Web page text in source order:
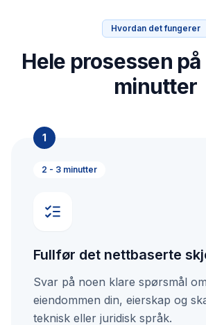
Hvordan det fungerer
Hele prosessen
minutter
1
2 - 3 minutter
Fullfør det nettbaserte
Svar på noen klare spørsmål om
eiendommen din, eierskap og
teknisk eller juridisk språk.